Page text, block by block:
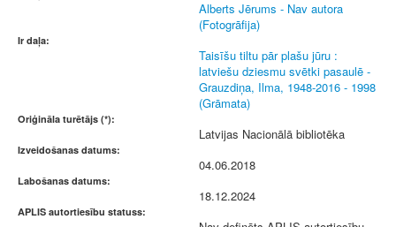
Alberts Jērums - Nav autora
(Fotogrāfija)
Ir daļa:
Taisīšu tiltu pār plašu jūru :
latviešu dziesmu svētki pasaulē -
Grauzdiņa, Ilma, 1948-2016 - 1998
(Grāmata)
Oriģināla turētājs (*):
Latvijas Nacionālā bibliotēka
Izveidošanas datums:
04.06.2018
Labošanas datums:
18.12.2024
APLIS autortiesību statuss: